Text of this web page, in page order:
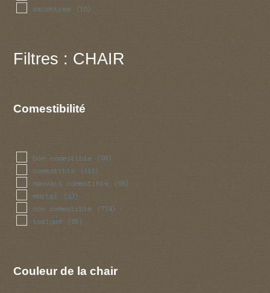
excentree (16)
Filtres : CHAIR
Comestibilité
bon comestible (93)
comestible (113)
mauvais comestible (68)
mortel (23)
non comestible (774)
toxique (65)
Couleur de la chair